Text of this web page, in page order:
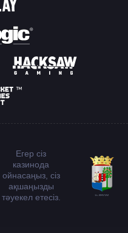
Егер сіз
казинода
ойнасаңыз, сіз
ақшаңызды
тәуекел етесіз.